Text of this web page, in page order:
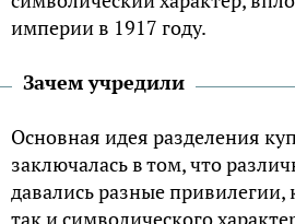
империи в 1917 году.
Зачем учредили
Основная идея разделения
заключалась в том, что
давались разные привилегии,
так и символического